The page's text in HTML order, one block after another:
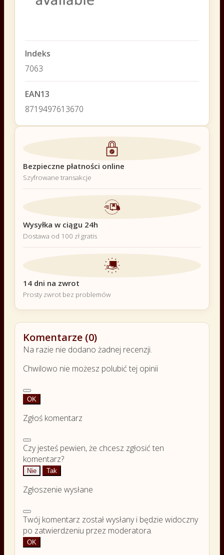
Indeks
7063
EAN13
8719497613670
Bezpieczne płatności online
Szyfrowane transakcje
Wysyłka w ciągu 24h
Dostawa od 100 zł gratis
14 dni na zwrot
Prosty zwrot bez problemów
Komentarze (0)
Na razie nie dodano żadnej recenzji.
Chwilowo nie możesz polubić tej opinii
OK
Zgłoś komentarz
Czy jesteś pewien, że chcesz zgłosić ten
komentarz?
Nie Tak
Zgłoszenie wysłane
Twój komentarz został wysłany i będzie widoczny
po zatwierdzeniu przez moderatora.
OK